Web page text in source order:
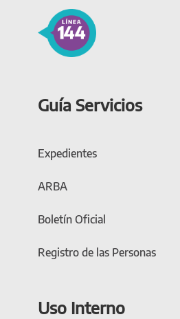
Guía Servicios
Expedientes
ARBA
Boletín Oficial
Registro de las Personas
Uso Interno